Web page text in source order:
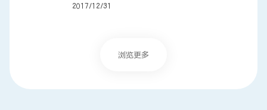
2017/12/31
浏览更多